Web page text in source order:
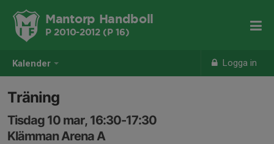
Kalender Logga in
Mantorp Handboll
P 2010-2012 (P 16)
Träning
Tisdag 10 mar, 16:30-17:30
Klämman Arena A